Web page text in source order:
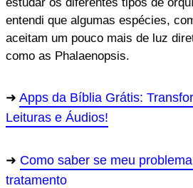
entendi que algumas espécies,
aceitam um pouco mais de luz
como as Phalaenopsis.
Apps da Bíblia Grátis:
Leituras e Áudios!
Como saber se meu
tratamento